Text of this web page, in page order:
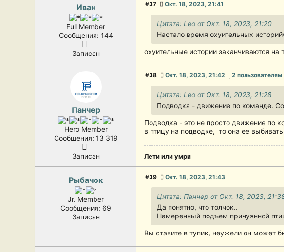
Иван
Full Member
Сообщения: 144
Записан
#37 Окт. 18, 2023, 21:41
Цитата: Leo от Окт. 18, 2023, 21:20
Настало время охуительных
охуительные истории заканчиваются на
Панчер
Hero Member
Сообщения: 13 319
Записан
#38 Окт. 18, 2023, 21:42 2 пользователям
Цитата: Leo от Окт. 18, 2023, 21:28
Подводка - движение по команде.
Подводка - это не просто движение по
в птицу на подводке, то она ее
Лети или умри
Рыбачок
Jr. Member
Сообщения: 69
Записан
#39 Окт. 18, 2023, 21:43
Цитата: Панчер от Окт. 18, 2023,
Да понятно, что толчок..
Намеренный подъем причуянной
Вы ставите в тупик, неужели он может